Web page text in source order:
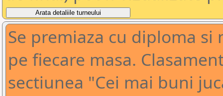
Se premiaza cu diploma
pe fiecare masa.
sectiunea "Cei mai buni